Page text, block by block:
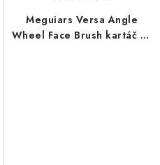
Meguiars Versa Angle
Wheel Face Brush kartáč na